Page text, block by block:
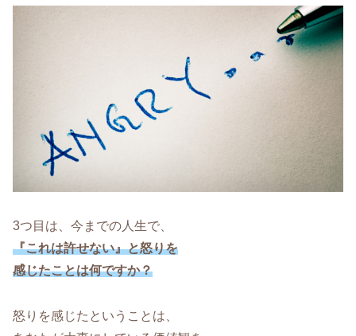
3つ目は、今までの人生で、
『これは許せない』と怒りを
感じたことは何ですか？
怒りを感じたということは、